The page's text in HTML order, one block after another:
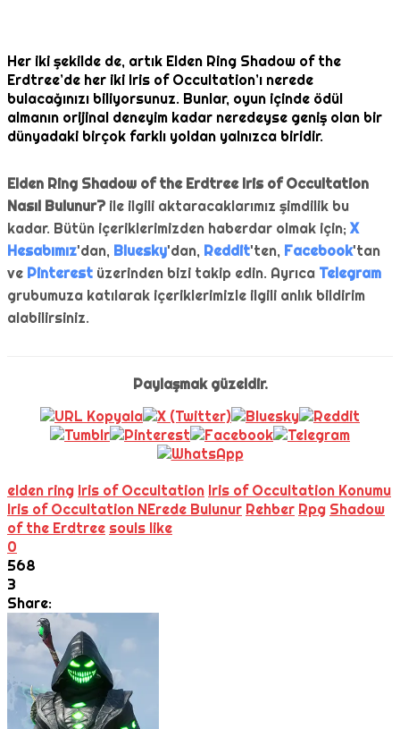
Her iki şekilde de, artık Elden Ring Shadow of the
Erdtree’de her iki Iris of Occultation’ı nerede
bulacağınızı biliyorsunuz. Bunlar, oyun içinde ödül
almanın orijinal deneyim kadar neredeyse geniş olan bir
dünyadaki birçok farklı yoldan yalnızca biridir.
Elden Ring Shadow of the Erdtree Iris of Occultation
Nasıl Bulunur? ile ilgili aktaracaklarımız şimdilik bu
kadar. Bütün içeriklerimizden haberdar olmak için; X
Hesabımız'dan, Bluesky'dan, Reddit'ten, Facebook'tan
ve Pinterest üzerinden bizi takip edin. Ayrıca Telegram
grubumuza katılarak içeriklerimizle ilgili anlık bildirim
alabilirsiniz.
Paylaşmak güzeldir.
elden ring Iris of Occultation Iris of Occultation Konumu
Iris of Occultation NErede Bulunur Rehber Rpg Shadow
of the Erdtree souls like
0
568
3
Share: